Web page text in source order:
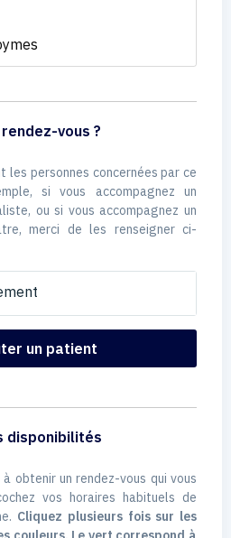
vous ?
les personnes concernées par ce
si vous accompagnez un
ou si vous accompagnez un
merci de les renseigner ci-
un patient
disponibilités
obtenir un rendez-vous qui vous
vos horaires habituels de
Cliquez plusieurs fois sur les